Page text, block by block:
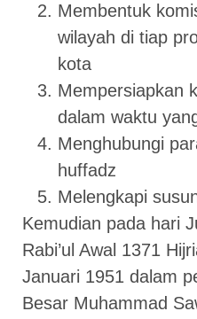
Membentuk
wilayah di tiap
kota
Mempersiapkan
dalam waktu
Menghubungi
huffadz
Melengkapi
Kemudian pada hari
Rabi’ul Awal 1371
Januari 1951 dalam
Besar Muhammad